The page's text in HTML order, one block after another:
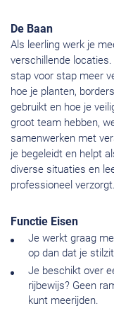
De Baan
Als leerling werk je
verschillende
stap voor stap meer
hoe je planten,
gebruikt en hoe je
groot team hebben,
samenwerken met
je begeleidt en helpt
diverse situaties en
professioneel verzorgt.
Functie Eisen
Je werkt graag
op dan dat je
Je beschikt over
rijbewijs? Geen
kunt meerijden.